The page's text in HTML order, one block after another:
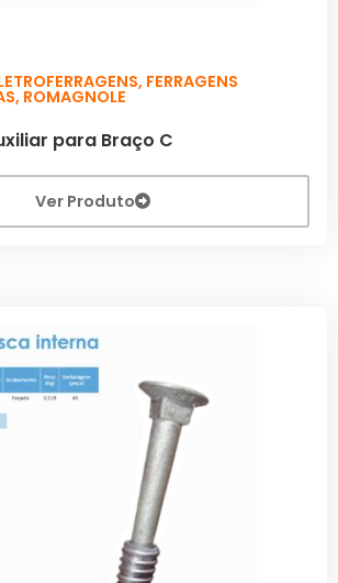
, FERRAGENS
, ROMAGNOLE
para Braço C
Ver Produto